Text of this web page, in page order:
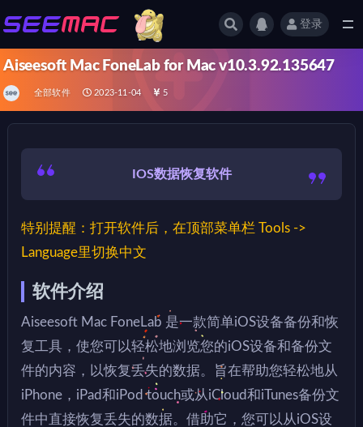
登录
Aiseesoft Mac FoneLab for Mac v10.3.92.135647
全部软件 2023-11-04 5
IOS数据恢复软件
特别提醒：打开软件后，在顶部菜单栏 Tools ->
Language里切换中文
软件介绍
Aiseesoft Mac FoneLab 是一款简单iOS设备备份和恢
复工具，使您可以轻松地浏览您的iOS设备和备份文
件的内容，以恢复丢失的数据。旨在帮助您轻松地从
iPhone，iPad和iPod touch或从iCloud和iTunes备份文
件中直接恢复丢失的数据。借助它，您可以从iOS设